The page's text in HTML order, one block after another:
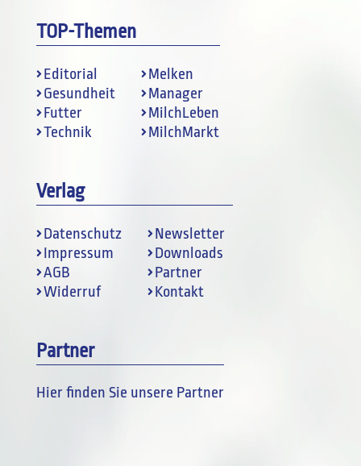
TOP-Themen
Editorial
Gesundheit
Futter
Technik
Melken
Manager
MilchLeben
MilchMarkt
Verlag
Datenschutz
Impressum
AGB
Widerruf
Newsletter
Downloads
Partner
Kontakt
Partner
Hier finden Sie unsere Partner